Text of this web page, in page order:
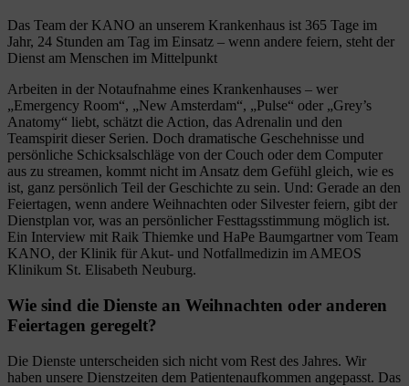
Das Team der KANO an unserem Krankenhaus ist 365 Tage im
Jahr, 24 Stunden am Tag im Einsatz – wenn andere feiern, steht der
Dienst am Menschen im Mittelpunkt
Arbeiten in der Notaufnahme eines Krankenhauses – wer
„Emergency Room“, „New Amsterdam“, „Pulse“ oder „Grey’s
Anatomy“ liebt, schätzt die Action, das Adrenalin und den
Teamspirit dieser Serien. Doch dramatische Geschehnisse und
persönliche Schicksalschläge von der Couch oder dem Computer
aus zu streamen, kommt nicht im Ansatz dem Gefühl gleich, wie es
ist, ganz persönlich Teil der Geschichte zu sein. Und: Gerade an den
Feiertagen, wenn andere Weihnachten oder Silvester feiern, gibt der
Dienstplan vor, was an persönlicher Festtagsstimmung möglich ist.
Ein Interview mit Raik Thiemke und HaPe Baumgartner vom Team
KANO, der Klinik für Akut- und Notfallmedizin im AMEOS
Klinikum St. Elisabeth Neuburg.
Wie sind die Dienste an Weihnachten oder anderen
Feiertagen geregelt?
Die Dienste unterscheiden sich nicht vom Rest des Jahres. Wir
haben unsere Dienstzeiten dem Patientenaufkommen angepasst. Das